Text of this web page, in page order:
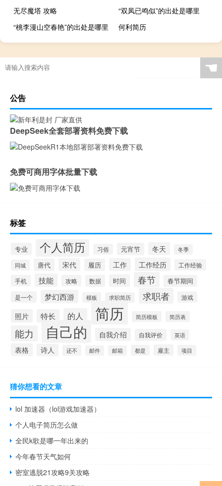
无尽魔塔 攻略
“双凤已鸣似”的出处是哪里
“桃李漫山空春艳”的出处是哪里
何利简历
☚
公告
DeepSeek全套部署资料免费下载
免费可商用字体批量下载
标签
专业 个人简历 习俗 元宵节 冬天 冬季
同城 唐代 宋代 履历 工作 工作经历
工作经验
手机
技能 攻略 数据 时间 春节 春节期间
是一个 梦幻西游 模板 求职简历 求职者 游戏
照片 特长 的人 简历 简历模板 简历表
能力 自己的 自我介绍 自我评价 英语
表格 诗人 还不 邮件 邮箱 都是 雇主 项目
猜你想看的文章
lol 加速器（lol游戏加速器）
个人电子简历怎么做
全民k歌是哪一年出来的
今年春节天气如何
密室逃脱21攻略9关攻略